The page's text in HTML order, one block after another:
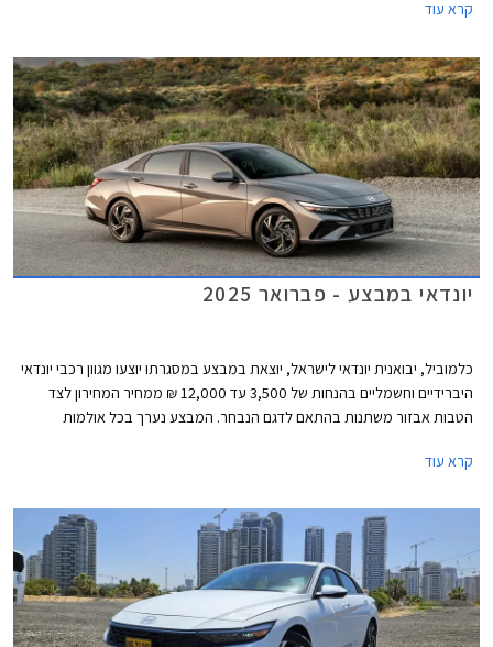
₪ ואוטומטית (רובוטית כפולת מצמדים) במחיר 234,900 ₪.
קרא עוד
יונדאי במבצע - פברואר 2025
כלמוביל, יבואנית יונדאי לישראל, יוצאת במבצע במסגרתו יוצעו מגוון רכבי יונדאי
היברידיים וחשמליים בהנחות של 3,500 עד 12,000 ₪ ממחיר המחירון לצד
הטבות אבזור משתנות בהתאם לדגם הנבחר. המבצע נערך בכל אולמות
קרא עוד